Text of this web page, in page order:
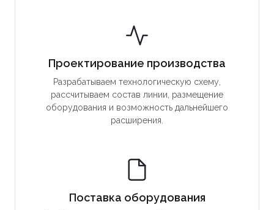
Проектирование производства
Разрабатываем технологическую схему,
рассчитываем состав линии, размещение
оборудования и возможность дальнейшего
расширения.
Поставка оборудования